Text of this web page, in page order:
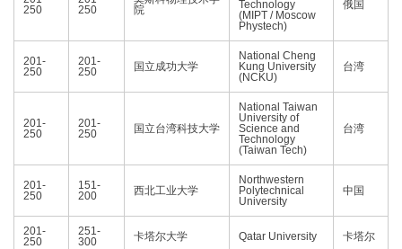
250
250
院
Technology
(MIPT / Moscow
Phystech)
俄国
201-
250
201-
250
国立成功大学
National Cheng
Kung University
(NCKU)
台湾
201-
250
201-
250
国立台湾科技大学
National Taiwan
University of
Science and
Technology
(Taiwan Tech)
台湾
201-
250
151-
200
西北工业大学
Northwestern
Polytechnical
University
中国
201-
250
251-
300
卡塔尔大学 Qatar University 卡塔尔